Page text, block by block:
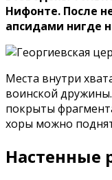
Нифонте. После
апсидами нигде
Места внутри
воинской
покрыты
хоры можно
Настенные